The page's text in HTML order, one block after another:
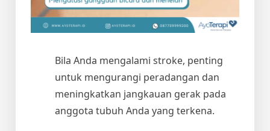
Bila Anda mengalami stroke, penting
untuk mengurangi peradangan dan
meningkatkan jangkauan gerak pada
anggota tubuh Anda yang terkena.